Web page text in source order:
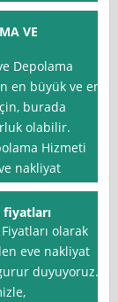
VE
Depolama
en büyük ve en
burada
olabilir.
Hizmeti
nakliyat
fiyatları
olarak
eve nakliyat
duyuyoruz.